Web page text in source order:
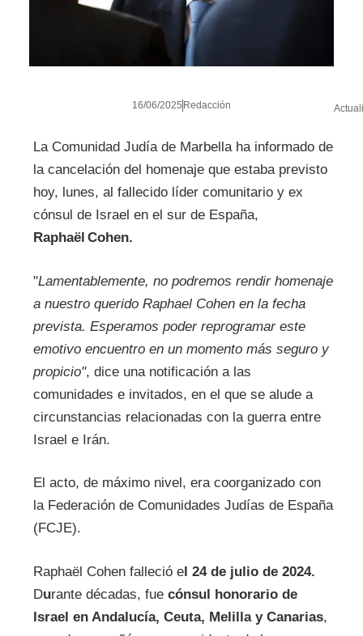
16/06/2025 Redacción
La Comunidad Judía de Marbella ha informado de
la cancelación del homenaje que estaba previsto
hoy, lunes, al fallecido líder comunitario y ex
cónsul de Israel en el sur de España,
Raphaël Cohen.
"Lamentablemente, no podremos rendir homenaje
a nuestro querido Raphael Cohen en la fecha
prevista. Esperamos poder reprogramar este
emotivo encuentro en un momento más seguro y
propicio", dice una notificación a las
comunidades e invitados, en el que se alude a
circunstancias relacionadas con la guerra entre
Israel e Irán.
El acto, de máximo nivel, era coorganizado con
la Federación de Comunidades Judías de España
(FCJE).
Raphaël Cohen falleció el 24 de julio de 2024.
Durante décadas, fue cónsul honorario de
Israel en Andalucía, Ceuta, Melilla y Canarias,